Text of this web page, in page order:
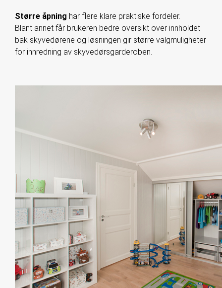
Større åpning har flere klare praktiske fordeler.
Blant annet får brukeren bedre oversikt over innholdet
bak skyvedørene og løsningen gir større valgmuligheter
for innredning av skyvedørsgarderoben.